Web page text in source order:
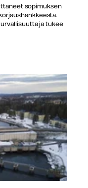
sopimuksen
ja tukee